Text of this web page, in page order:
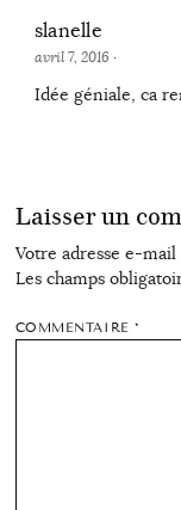
slanelle
avril 7, 2016 ·
Idée géniale, ca
Laisser un
Votre adresse e-mail
Les champs
COMMENTAIRE*